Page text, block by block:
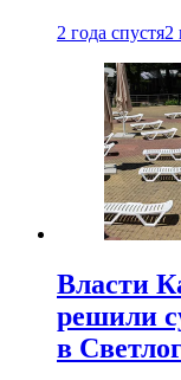
2 года спустя2
Власти
решили
в